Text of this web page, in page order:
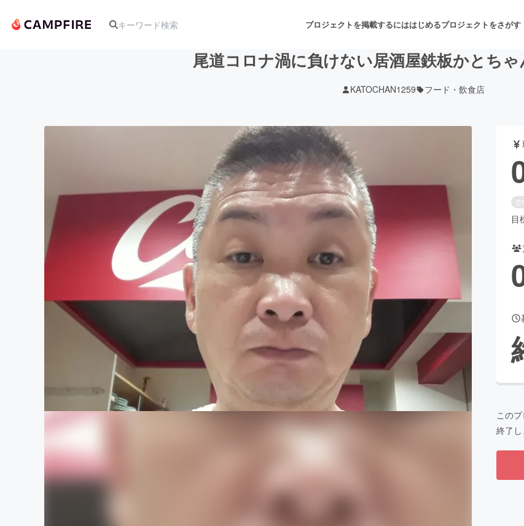
プロジェクトを掲載するにははじめるプロジェクトをさがす
音楽 舞台・パフォー
テクノロジー・ガジェット ゲーム・サービス開発
映像・映画 書籍・雑誌出版
ビジネス・起業 チャレンジ ビューティー・
まちづくり・地域活性化
CAMPFIRE for Social GoodCAMPFIRE Creation
CAMPFIREふるさと納税 machi-ya コミュニティ
尾道コロナ渦に負けない居酒屋鉄板かとち
KATOCHAN1259 フード・飲食店
目
このプ
終了